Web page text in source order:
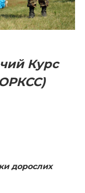
Курс
дорослих